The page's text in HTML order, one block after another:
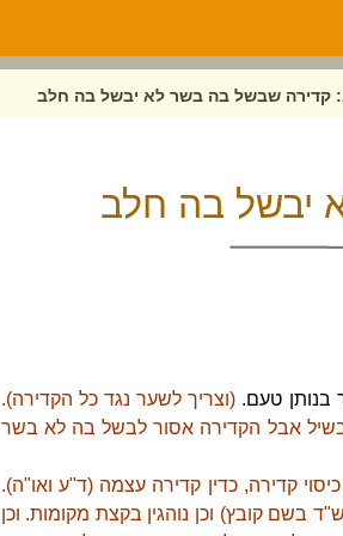
קדירה שבשל בה בשר לא יבשל בה חלב
יבשל בה חלב
טעם. (וצריך לשער נגד כל הקדירה).
אבל הקדירה אסור לבשל בה לא בשר
קדירה, כדין קדירה עצמה (ד"ע ואו"ה).
בשם קובץ) וכן נוהגין בקצת מקומות. וכן